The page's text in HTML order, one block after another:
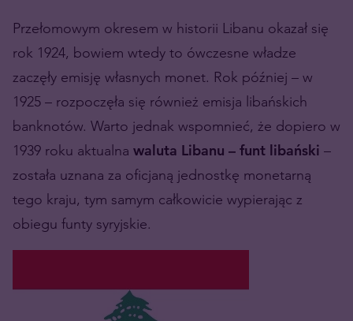
Przełomowym okresem w historii Libanu okazał się
rok 1924, bowiem wtedy to ówczesne władze
zaczęły emisję własnych monet. Rok później – w
1925 – rozpoczęła się również emisja libańskich
banknotów. Warto jednak wspomnieć, że dopiero w
1939 roku aktualna waluta Libanu – funt libański –
została uznana za oficjaną jednostkę monetarną
tego kraju, tym samym całkowicie wypierając z
obiegu funty syryjskie.